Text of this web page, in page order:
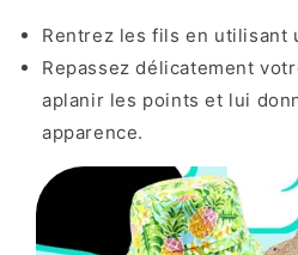
Rentrez les fils en utilisant
Repassez délicatement
aplanir les points et lui
apparence.